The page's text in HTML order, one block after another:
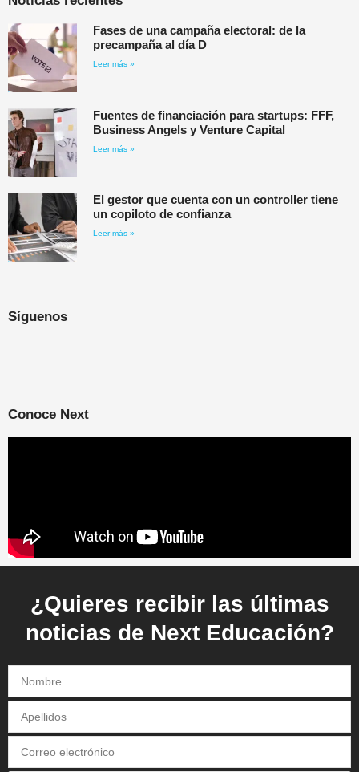
Fases de una campaña electoral: de la
precampaña al día D
Leer más »
Fuentes de financiación para startups: FFF,
Business Angels y Venture Capital
Leer más »
El gestor que cuenta con un controller tiene
un copiloto de confianza
Leer más »
Síguenos
Conoce Next
¿Quieres recibir las últimas
noticias de Next Educación?